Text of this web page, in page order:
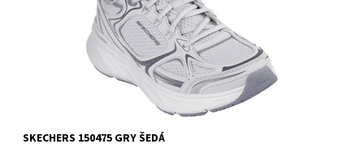
Skladem 1 ks
5928/36
SKECHERS 150475 GRY ŠEDÁ